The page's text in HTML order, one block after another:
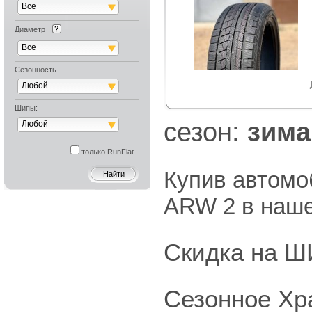
Все
Диаметр
Все
Сезонность
Любой
Шипы:
Любой
только RunFlat
cезон: зима
Купив
ARW 2 в
Скидка на
Сезонное